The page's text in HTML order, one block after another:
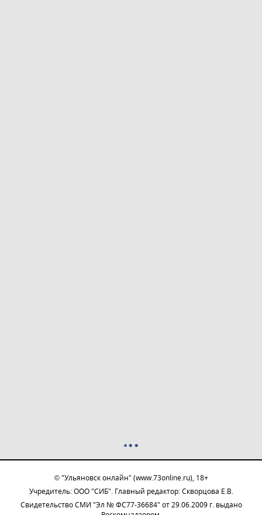
© "Ульяновск онлайн" (www.73online.ru), 18+
Учредитель: ООО "СИБ". Главный редактор: Скворцова Е.В.
Свидетельство СМИ "Эл № ФС77-36684" от 29.06.2009 г. выдано